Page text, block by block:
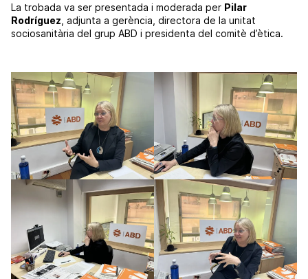
La trobada va ser presentada i moderada per Pilar
Rodríguez , adjunta a gerència, directora de la unitat
sociosanitària del grup ABD i presidenta del comitè d’ètica.